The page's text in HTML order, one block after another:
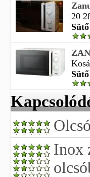
20
Sütő
Sütő
Inox